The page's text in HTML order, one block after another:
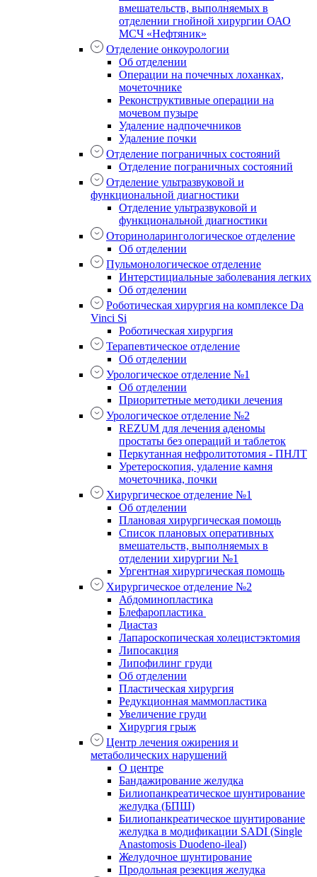
вмешательств, выполняемых в
отделении гнойной хирургии ОАО
МСЧ «Нефтяник»
Отделение онкоурологии
Об отделении
Операции на почечных лоханках,
мочеточнике
Реконструктивные операции на
мочевом пузыре
Удаление надпочечников
Удаление почки
Отделение пограничных состояний
Отделение пограничных состояний
Отделение ультразвуковой и
функциональной диагностики
Отделение ультразвуковой и
функциональной диагностики
Оториноларингологическое отделение
Об отделении
Пульмонологическое отделение
Интерстициальные заболевания легких
Об отделении
Роботическая хирургия на комплексе Da
Vinci Si
Роботическая хирургия
Терапевтическое отделение
Об отделении
Урологическое отделение №1
Об отделении
Приоритетные методики лечения
Урологическое отделение №2
REZUM для лечения аденомы
простаты без операций и таблеток
Перкутанная нефролитотомия - ПНЛТ
Уретероскопия, удаление камня
мочеточника, почки
Хирургическое отделение №1
Об отделении
Плановая хирургическая помощь
Список плановых оперативных
вмешательств, выполняемых в
отделении хирургии №1
Ургентная хирургическая помощь
Хирургическое отделение №2
Абдоминопластика
Блефаропластика
Диастаз
Лапароскопическая холецистэктомия
Липосакция
Липофилинг груди
Об отделении
Пластическая хирургия
Редукционная маммопластика
Увеличение груди
Хирургия грыж
Центр лечения ожирения и
метаболических нарушений
О центре
Бандажирование желудка
Билиопанкреатическое шунтирование
желудка (БПШ)
Билиопанкреатическое шунтирование
желудка в модификации SADI (Single
Anastomosis Duodeno-ileal)
Желудочное шунтирование
Продольная резекция желудка